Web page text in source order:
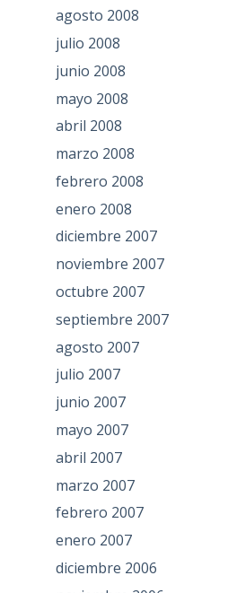
agosto 2008
julio 2008
junio 2008
mayo 2008
abril 2008
marzo 2008
febrero 2008
enero 2008
diciembre 2007
noviembre 2007
octubre 2007
septiembre 2007
agosto 2007
julio 2007
junio 2007
mayo 2007
abril 2007
marzo 2007
febrero 2007
enero 2007
diciembre 2006